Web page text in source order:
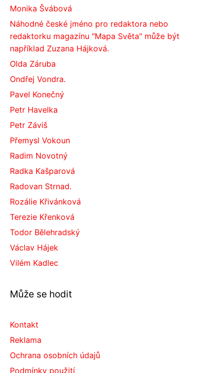
Monika Švábová
Náhodné české jméno pro redaktora nebo
redaktorku magazínu "Mapa Světa" může být
například Zuzana Hájková.
Olda Záruba
Ondřej Vondra.
Pavel Konečný
Petr Havelka
Petr Záviš
Přemysl Vokoun
Radim Novotný
Radka Kašparová
Radovan Strnad.
Rozálie Křivánková
Terezie Křenková
Todor Bělehradský
Václav Hájek
Vilém Kadlec
Může se hodit
Kontakt
Reklama
Ochrana osobních údajů
Podmínky použití